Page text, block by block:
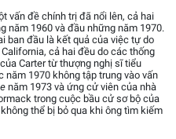
vấn đề chính trị đã nổi lên, cả hai
năm 1960 và đầu những năm 1970.
ban đầu là kết quả của việc tự do
cả hai đều do các thống
Carter từ thượng nghị sĩ tiểu
năm 1970 không tập trung vào vấn
năm 1973 và ứng cử viên của nhà
trong cuộc bầu cử sơ bộ của
thể bị bỏ qua khi ông tìm kiếm